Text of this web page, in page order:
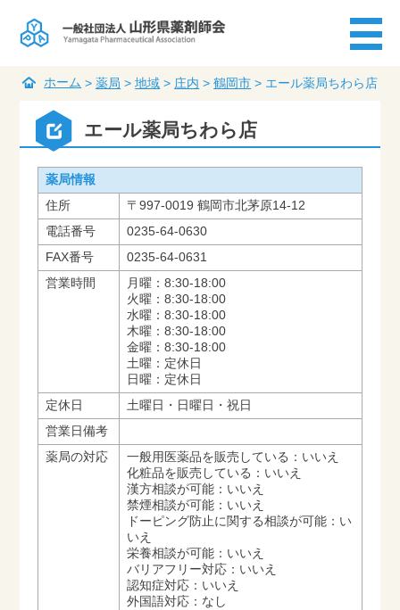
ホーム >薬局 >地域 > 庄内 >鶴岡市 > エール薬局ちわら店
エール薬局ちわら店
薬局情報
住所
〒997-0019 鶴岡市北茅原14-12
電話番号
0235-64-0630
FAX番号
0235-64-0631
営業時間
月曜：8:30-18:00
火曜：8:30-18:00
水曜：8:30-18:00
木曜：8:30-18:00
金曜：8:30-18:00
土曜：定休日
日曜：定休日
定休日
土曜日・日曜日・祝日
営業日備考
薬局の対応
一般用医薬品を販売している：いいえ
化粧品を販売している：いいえ
漢方相談が可能：いいえ
禁煙相談が可能：いいえ
ドーピング防止に関する相談が可能：い
いえ
栄養相談が可能：いいえ
バリアフリー対応：いいえ
認知症対応：いいえ
外国語対応：なし